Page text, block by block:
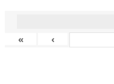
« ‹